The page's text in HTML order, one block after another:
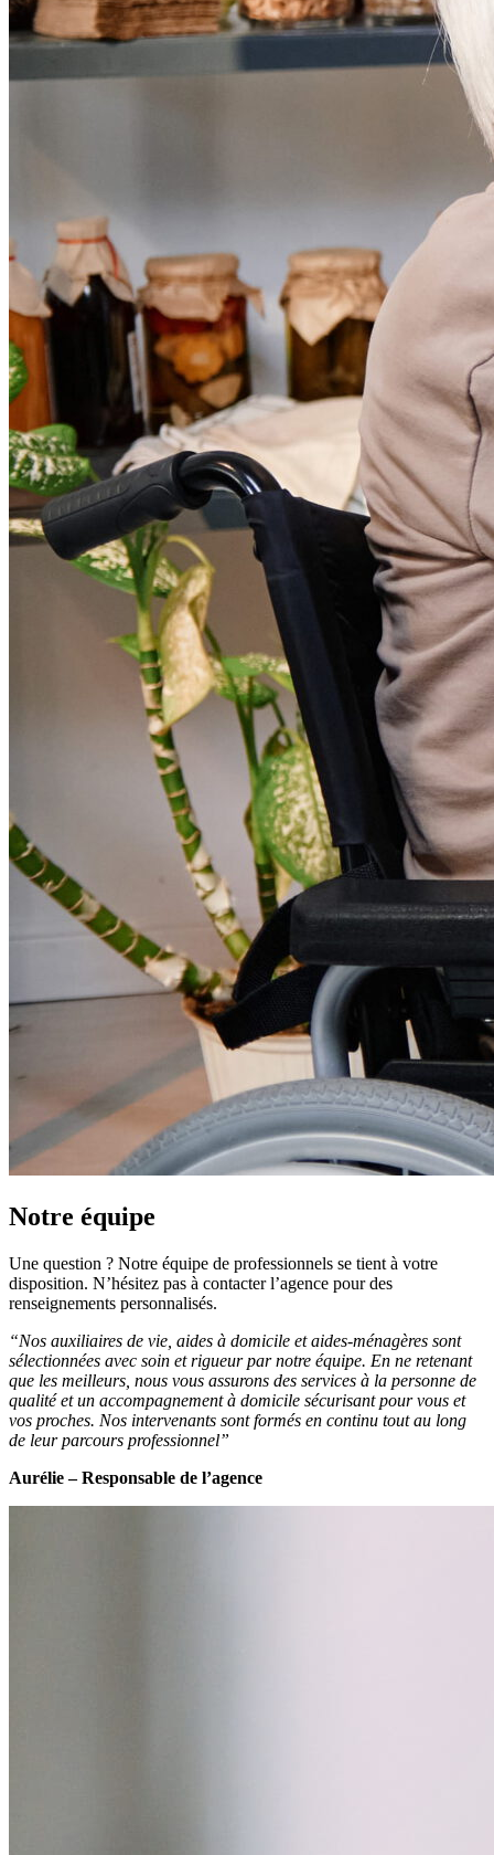
Notre équipe
Une question ? Notre équipe de professionnels se tient à votre
disposition. N’hésitez pas à contacter l’agence pour des
renseignements personnalisés.
“Nos auxiliaires de vie, aides à domicile et aides-ménagères sont
sélectionnées avec soin et rigueur par notre équipe. En ne retenant
que les meilleurs, nous vous assurons des services à la personne de
qualité et un accompagnement à domicile sécurisant pour vous et
vos proches. Nos intervenants sont formés en continu tout au long
de leur parcours professionnel”
Aurélie – Responsable de l’agence